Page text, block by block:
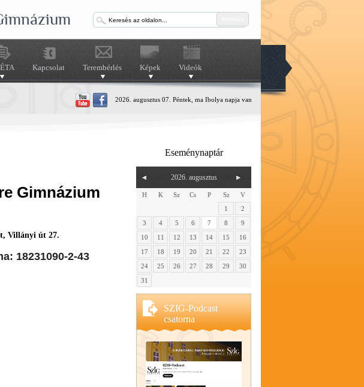
Kapcsolat Terembérlés Képek Videók
2026. augusztus 07. Péntek, ma Ibolya napja van
Gimnázium
Villányi út 27.
18231090-2-43
Eseménynaptár
2026. augusztus
H K Sz Cs P Sz
V
1
2
3
4 5 6 7 8
9
10
11 12 13 14 15
16
17
18 19 20 21 22
23
24
25 26 27 28 29
30
31
SZIG-Podcast
csatorna